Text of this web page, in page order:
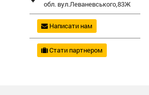
обл. вул.Леваневського,83Ж
Написати нам
Стати партнером